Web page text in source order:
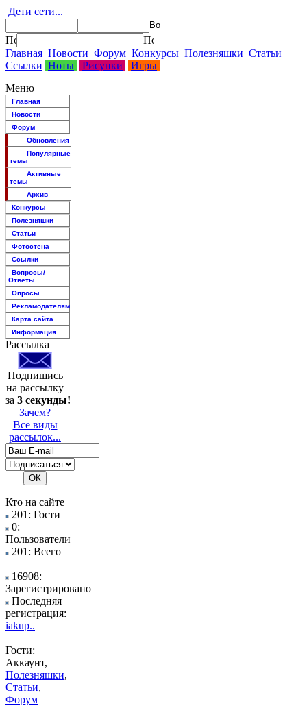
Дети сети...
Главная Новости Форум Конкурсы Полезняшки Статьи
Ссылки Ноты Рисунки
Игры
Меню
Главная
Новости
Форум
Обновления
Популярные
темы
Активные
темы
Архив
Конкурсы
Полезняшки
Статьи
Фотостена
Ссылки
Вопросы/
Ответы
Опросы
Рекламодателям
Карта сайта
Информация
Рассылка
Подпишись
на рассылку
за 3 секунды!
Зачем?
Все виды
рассылок...
Кто на сайте
201: Гости
0:
Пользователи
201: Всего
16908:
Зарегистрировано
Последняя
регистрация:
iakup..
Гости:
Аккаунт,
Полезняшки,
Статьи,
Форум